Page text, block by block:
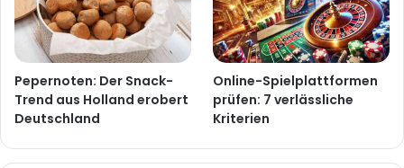
Pepernoten: Der Snack-
Trend aus Holland erobert
Deutschland
Online-Spielplattformen
prüfen: 7 verlässliche
Kriterien